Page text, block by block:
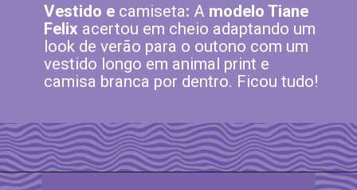
Vestido e camiseta: A modelo Tiane
Felix acertou em cheio adaptando um
look de verão para o outono com um
vestido longo em animal print e
camisa branca por dentro. Ficou tudo!